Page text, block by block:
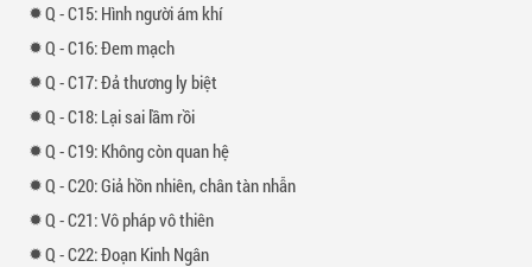
- 15: Hình người ám khí
- 16: Đem mạch
- 17: Đả thương ly biệt
- 18: Lại sai lầm rồi
- 19: Không còn quan hệ
- 20: Giả hồn nhiên, chân tàn nhẫn
- 21: Vô pháp vô thiên
- 22: Đoạn Kinh Ngân